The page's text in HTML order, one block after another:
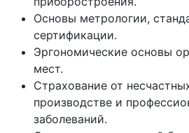
Основы метрологии,
сертификации.
Эргономические основы
мест.
Страхование от
производстве и
заболеваний.